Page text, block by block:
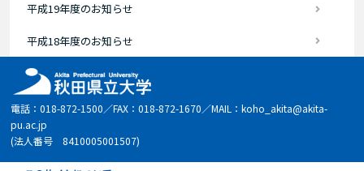
平成19年度のお知らせ
平成18年度のお知らせ
電話：018-872-1500／FAX：018-872-1670／MAIL：koho_akita@akita-
pu.ac.jp
(法人番号 8410005001507)